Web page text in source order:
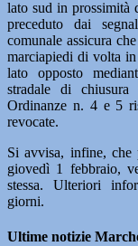
lato sud in prossimità
preceduto dai
comunale assicura
marciapiedi di volta
lato opposto
stradale di
Ordinanze n. 4 e 5
revocate.
Si avvisa, infine,
giovedì 1 febbraio,
stessa. Ulteriori
giorni.
Ultime notizie